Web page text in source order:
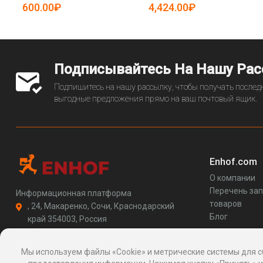
600.00₽ 4,424.00₽
Подписывайтесь На Нашу
Подпишитесь на нашу рассылку, чтобы получать
выгодные предложения прямо на ваш почтовый ящик.
Информационная платформа
, 24, Макаренко, Сочи, Краснодарский
край 354003, Россия
http://enhof.com
Enhof.com
О компании
Перечень
товаров
Блог
Мы используем файлы «Cookie» и метрические системы для